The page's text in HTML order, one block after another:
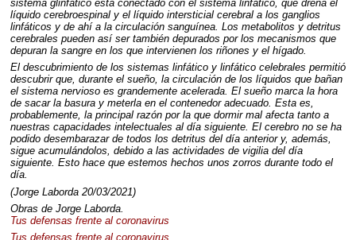
sistema glinfático está conectado con el sistema linfático, que drena el
líquido cerebroespinal y el líquido intersticial cerebral a los ganglios
linfáticos y de ahí a la circulación sanguínea. Los metabolitos y detritus
cerebrales pueden así ser también depurados por los mecanismos que
depuran la sangre en los que intervienen los riñones y el hígado.
El descubrimiento de los sistemas linfático y linfático celebrales permitió
descubrir que, durante el sueño, la circulación de los líquidos que bañan
el sistema nervioso es grandemente acelerada. El sueño marca la hora
de sacar la basura y meterla en el contenedor adecuado. Esta es,
probablemente, la principal razón por la que dormir mal afecta tanto a
nuestras capacidades intelectuales al día siguiente. El cerebro no se ha
podido desembarazar de todos los detritus del día anterior y, además,
sigue acumulándolos, debido a las actividades de vigilia del día
siguiente. Esto hace que estemos hechos unos zorros durante todo el
día.
(Jorge Laborda 20/03/2021)
Obras de Jorge Laborda.
Tus defensas frente al coronavirus
Tus defensas frente al coronavirus